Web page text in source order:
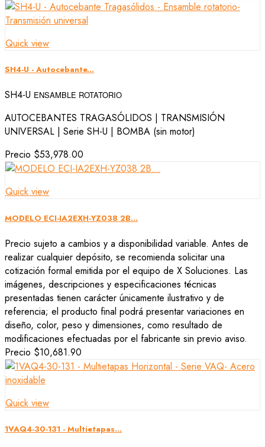
Quick view
SH4-U - Autocebante...
SH4-U ENSAMBLE ROTATORIO
AUTOCEBANTES TRAGASÓLIDOS | TRANSMISIÓN
UNIVERSAL | Serie SH-U | BOMBA (sin motor)
Precio $53,978.00
Quick view
MODELO ECI-IA2EXH-YZ038 2B...
Precio sujeto a cambios y a disponibilidad variable. Antes de
realizar cualquier depósito, se recomienda solicitar una
cotización formal emitida por el equipo de X Soluciones. Las
imágenes, descripciones y especificaciones técnicas
presentadas tienen carácter únicamente ilustrativo y de
referencia; el producto final podrá presentar variaciones en
diseño, color, peso y dimensiones, como resultado de
modificaciones efectuadas por el fabricante sin previo aviso.
Precio $10,681.90
Quick view
1VAQ4-30-131 - Multietapas...